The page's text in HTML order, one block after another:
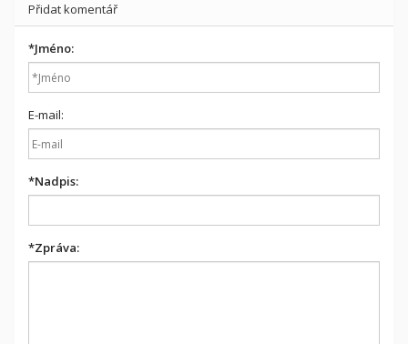
Přidat komentář
*Jméno:
E-mail:
*Nadpis:
*Zpráva: